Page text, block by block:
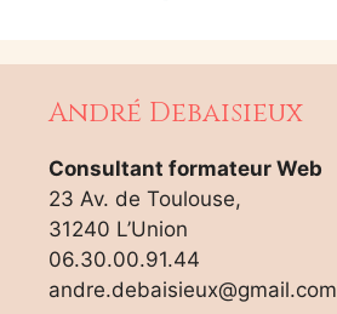
André Debaisieux
Consultant formateur Web
23 Av. de Toulouse,
31240 L’Union
06.30.00.91.44
andre.debaisieux@gmail.com